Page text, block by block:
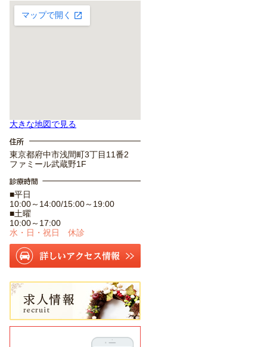
大きな地図で見る
東京都府中市浅間町3丁目11番2
ファミール武蔵野1F
■平日
10:00～14:00/15:00～19:00
■土曜
10:00～17:00
水・日・祝日 休診